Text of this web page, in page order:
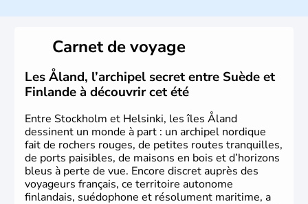
de cuivre et de bois.
Carnet de voyage
Les Åland, l’archipel secret entre Suède et
Finlande à découvrir cet été
Entre Stockholm et Helsinki, les îles Åland
dessinent un monde à part : un archipel nordique
fait de rochers rouges, de petites routes tranquilles,
de ports paisibles, de maisons en bois et d’horizons
bleus à perte de vue. Encore discret auprès des
voyageurs français, ce territoire autonome
finlandais, suédophone et résolument maritime, a